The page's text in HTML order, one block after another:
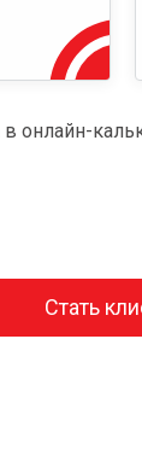
онлайн-
Стать